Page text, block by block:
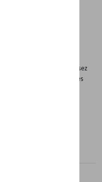
hivernales. Réduisez
entre les roues